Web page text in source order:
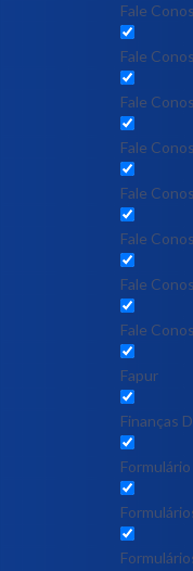
Fale
Fale
Fale
Fale
Fale
Fale
Fale
Fale
Fapur
Finanças